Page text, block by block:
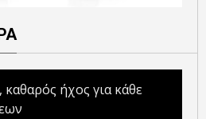
ήχος για κάθε